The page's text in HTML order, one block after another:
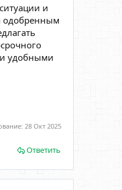
и
одобренным
и удобными
28 Окт 2025
Ответить